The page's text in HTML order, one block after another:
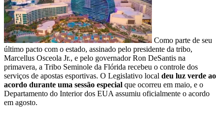
Como parte de seu
último pacto com o estado, assinado pelo presidente da tribo,
Marcellus Osceola Jr., e pelo governador Ron DeSantis na
primavera, a Tribo Seminole da Flórida recebeu o controle dos
serviços de apostas esportivas. O Legislativo local deu luz verde ao
acordo durante uma sessão especial que ocorreu em maio, e o
Departamento do Interior dos EUA assumiu oficialmente o acordo
em agosto.